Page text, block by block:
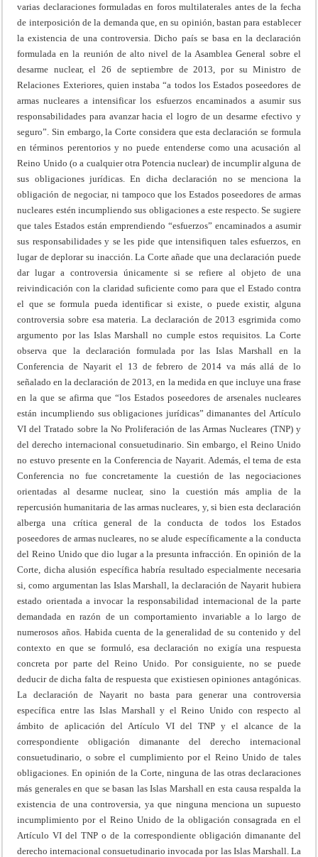
varias declaraciones formuladas en foros multilaterales antes de la fecha
de interposición de la demanda que, en su opinión, bastan para establecer
la existencia de una controversia. Dicho país se basa en la declaración
formulada en la reunión de alto nivel de la Asamblea General sobre el
desarme nuclear, el 26 de septiembre de 2013, por su Ministro de
Relaciones Exteriores, quien instaba “a todos los Estados poseedores de
armas nucleares a intensificar los esfuerzos encaminados a asumir sus
responsabilidades para avanzar hacia el logro de un desarme efectivo y
seguro”. Sin embargo, la Corte considera que esta declaración se formula
en términos perentorios y no puede entenderse como una acusación al
Reino Unido (o a cualquier otra Potencia nuclear) de incumplir alguna de
sus obligaciones jurídicas. En dicha declaración no se menciona la
obligación de negociar, ni tampoco que los Estados poseedores de armas
nucleares estén incumpliendo sus obligaciones a este respecto. Se sugiere
que tales Estados están emprendiendo “esfuerzos” encaminados a asumir
sus responsabilidades y se les pide que intensifiquen tales esfuerzos, en
lugar de deplorar su inacción. La Corte añade que una declaración puede
dar lugar a controversia únicamente si se refiere al objeto de una
reivindicación con la claridad suficiente como para que el Estado contra
el que se formula pueda identificar si existe, o puede existir, alguna
controversia sobre esa materia. La declaración de 2013 esgrimida como
argumento por las Islas Marshall no cumple estos requisitos. La Corte
observa que la declaración formulada por las Islas Marshall en la
Conferencia de Nayarit el 13 de febrero de 2014 va más allá de lo
señalado en la declaración de 2013, en la medida en que incluye una frase
en la que se afirma que “los Estados poseedores de arsenales nucleares
están incumpliendo sus obligaciones jurídicas” dimanantes del Artículo
VI del Tratado sobre la No Proliferación de las Armas Nucleares (TNP) y
del derecho internacional consuetudinario. Sin embargo, el Reino Unido
no estuvo presente en la Conferencia de Nayarit. Además, el tema de esta
Conferencia no fue concretamente la cuestión de las negociaciones
orientadas al desarme nuclear, sino la cuestión más amplia de la
repercusión humanitaria de las armas nucleares, y, si bien esta declaración
alberga una crítica general de la conducta de todos los Estados
poseedores de armas nucleares, no se alude específicamente a la conducta
del Reino Unido que dio lugar a la presunta infracción. En opinión de la
Corte, dicha alusión específica habría resultado especialmente necesaria
si, como argumentan las Islas Marshall, la declaración de Nayarit hubiera
estado orientada a invocar la responsabilidad internacional de la parte
demandada en razón de un comportamiento invariable a lo largo de
numerosos años. Habida cuenta de la generalidad de su contenido y del
contexto en que se formuló, esa declaración no exigía una respuesta
concreta por parte del Reino Unido. Por consiguiente, no se puede
deducir de dicha falta de respuesta que existiesen opiniones antagónicas.
La declaración de Nayarit no basta para generar una controversia
específica entre las Islas Marshall y el Reino Unido con respecto al
ámbito de aplicación del Artículo VI del TNP y el alcance de la
correspondiente obligación dimanante del derecho internacional
consuetudinario, o sobre el cumplimiento por el Reino Unido de tales
obligaciones. En opinión de la Corte, ninguna de las otras declaraciones
más generales en que se basan las Islas Marshall en esta causa respalda la
existencia de una controversia, ya que ninguna menciona un supuesto
incumplimiento por el Reino Unido de la obligación consagrada en el
Artículo VI del TNP o de la correspondiente obligación dimanante del
derecho internacional consuetudinario invocada por las Islas Marshall. La